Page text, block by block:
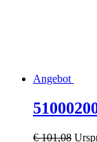
Angebot
€101,08